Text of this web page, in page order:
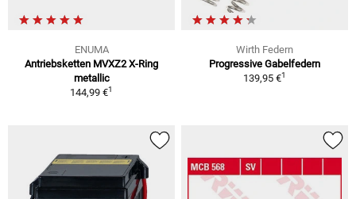
ENUMA
Antriebsketten MVXZ2 X-Ring
metallic
144,99 €1
Wirth Federn
Progressive Gabelfedern
139,95 €1